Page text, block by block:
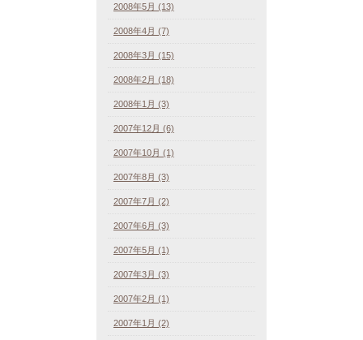
2008年5月 (13)
2008年4月 (7)
2008年3月 (15)
2008年2月 (18)
2008年1月 (3)
2007年12月 (6)
2007年10月 (1)
2007年8月 (3)
2007年7月 (2)
2007年6月 (3)
2007年5月 (1)
2007年3月 (3)
2007年2月 (1)
2007年1月 (2)